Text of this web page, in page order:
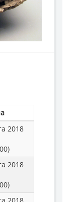
2018
2018